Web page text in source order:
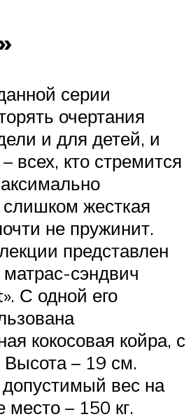
серии
очертания
и для детей, и
всех, кто стремится
жесткая
не пружинит.
представлен
сэндвич
С одной его
кокосовая койра, с
– 19 см.
вес на
место – 150 кг.